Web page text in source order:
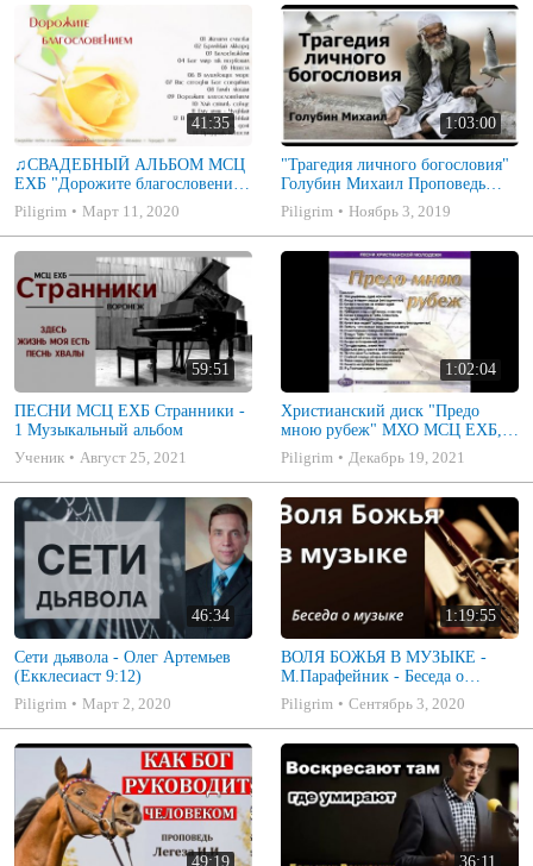
41:35
♫СВАДЕБНЫЙ АЛЬБОМ МСЦ
ЕХБ "Дорожите благословением
- Христианские песни.
Музыкальный диск. Псалмы
Piligrim Март 11, 2020
1:03:00
"Трагедия личного богословия"
Голубин Михаил Проповедь
2019
Piligrim Ноябрь 3, 2019
59:51
ПЕСНИ МСЦ ЕХБ Странники -
1 Музыкальный альбом
Ученик
Август 25, 2021
1:02:04
Христианский диск "Предо
мною рубеж" МХО МСЦ ЕХБ,
музыкальный альбом, пение,
музыка
Piligrim Декабрь 19, 2021
46:34
Сети дьявола - Олег Артемьев
(Екклесиаст 9:12)
Piligrim
Март 2, 2020
1:19:55
ВОЛЯ БОЖЬЯ В МУЗЫКЕ -
М.Парафейник - Беседа о
музыке 2
Piligrim Сентябрь 3, 2020
49:19 36:11